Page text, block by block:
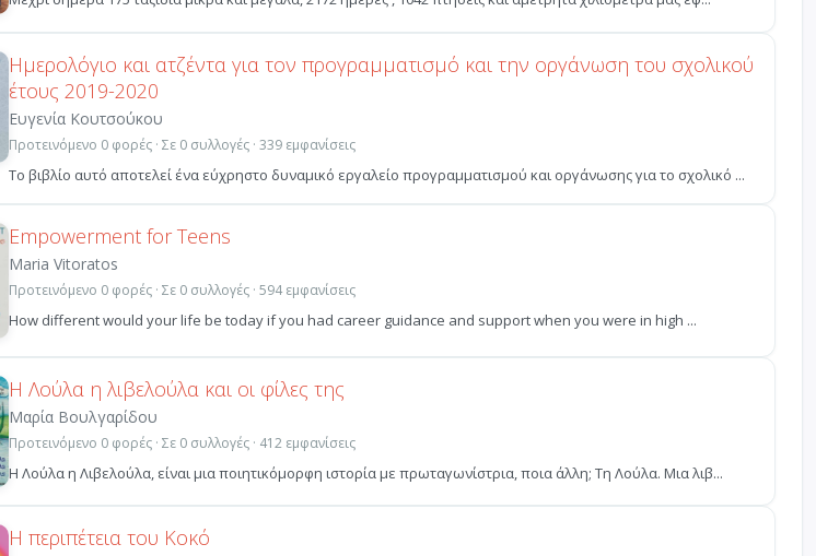
Ημερολόγιο και ατζέντα για τον προγραμματισμό και την οργάνωση του σχολικού
έτους 2019-2020
Ευγενία Κουτσούκου
Προτεινόμενο 0 φορές · Σε 0 συλλογές · 339 εμφανίσεις
Το βιβλίο αυτό αποτελεί ένα εύχρηστο δυναμικό εργαλείο προγραμματισμού και οργάνωσης για το σχολικό ...
Empowerment for Teens
Maria Vitoratos
Προτεινόμενο 0 φορές · Σε 0 συλλογές · 594 εμφανίσεις
How different would your life be today if you had career guidance and support when you were in high ...
Η Λούλα η λιβελούλα και οι φίλες της
Μαρία Βουλγαρίδου
Προτεινόμενο 0 φορές · Σε 0 συλλογές · 412 εμφανίσεις
Η Λούλα η Λιβελούλα, είναι μια ποιητικόμορφη ιστορία με πρωταγωνίστρια, ποια άλλη; Τη Λούλα. Μια λιβ...
Η περιπέτεια του Κοκό